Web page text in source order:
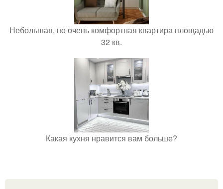
Небольшая, но очень комфортная квартира площадью
32 кв.
Какая кухня нравится вам больше?